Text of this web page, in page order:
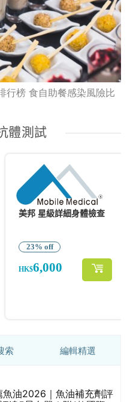
行榜 食自助餐感染風險比
索 編輯精選
魚油2026｜魚油補充劑評